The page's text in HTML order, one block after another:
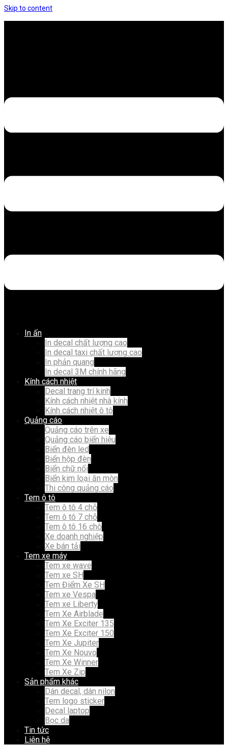
Skip to content
In ấn
In decal chất lượng cao
In decal taxi chất lượng cao
In phản quang
In decal 3M chính hãng
Kính cách nhiệt
Decal trang trí kinh
Kính cách nhiệt nhà kính
Kính cách nhiệt ô tô
Quảng cáo
Quảng cáo trên xe
Quảng cáo biển hiệu
Biển đèn led
Biển hộp đèn
Biển chữ nổi
Biển kim loại ăn mòn
Thi công quảng cáo
Tem ô tô
Tem ô tô 4 chỗ
Tem ô tô 7 chỗ
Tem ô tô 16 chỗ
Xe doanh nghiệp
Xe bán tải
Tem xe máy
Tem xe wave
Tem xe SH
Tem Điểm Xe SH
Tem xe Vespa
Tem xe Liberty
Tem Xe Airblade
Tem Xe Exciter 135
Tem Xe Exciter 150
Tem Xe Jupiter
Tem Xe Nouvo
Tem Xe Winner
Tem Xe Zip
Sản phẩm khác
Dán decal, dán nilon
Tem logo sticker
Decal laptop
Bọc da
Tin tức
Liên hệ